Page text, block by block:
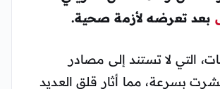
بعد تعرضه لأزمة صحية.
التي لا تستند إلى مصادر
بسرعة، مما أثار قلق العديد